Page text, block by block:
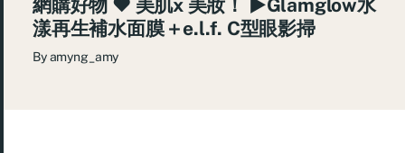
網購好物 ♥ 美肌x 美妝！ ►Glamglow水
漾再生補水面膜＋e.l.f. C型眼影掃
Byamyng_amy